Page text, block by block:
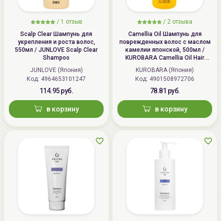
/ 1 отзыв
Scalp Clear Шампунь для
укрепления и роста волос,
550мл / JUNLOVE Scalp Clear
Shampoo
JUNLOVE (Япония)
Код: 4964653101247
114.95 руб.
в корзину
/ 2 отзыва
Camellia Oil Шампунь для
поврежденных волос с маслом
камелии японской, 500мл /
KUROBARA Camellia Oil Hair
Shampoo
KUROBARA (Япония)
Код: 4901508972706
78.81 руб.
в корзину